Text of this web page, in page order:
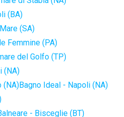
(BA)
(SA)
Femmine (PA)
del Golfo (TP)
(NA)
(NA)Bagno Ideal - Napoli (NA)
- Bisceglie (BT)